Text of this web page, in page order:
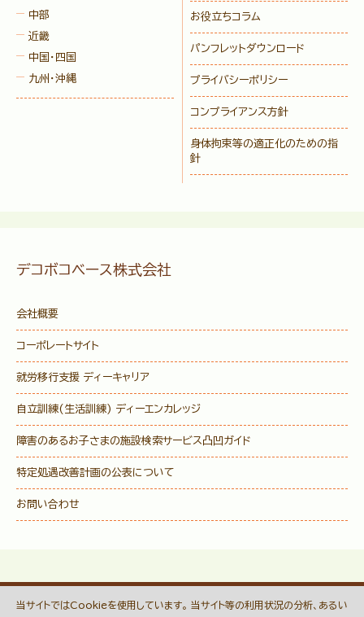
中部
近畿
中国・四国
九州・沖縄
お役立ちコラム
パンフレットダウンロード
プライバシーポリシー
コンプライアンス方針
身体拘束等の適正化のための指
針
デコボコベース株式会社
会社概要
コーポレートサイト
就労移行支援 ディーキャリア
自立訓練(生活訓練) ディーエンカレッジ
障害のあるお子さまの施設検索サービス凸凹ガイド
特定処遇改善計画の公表について
お問い合わせ
プライバシーポリシー
当サイトではCookieを使用しています。 当サイト等の利用状況の分析、あるい